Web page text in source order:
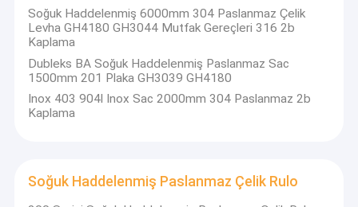
Soğuk Haddelenmiş 6000mm 304 Paslanmaz Çelik
Levha GH4180 GH3044 Mutfak Gereçleri 316 2b
Kaplama
Dubleks BA Soğuk Haddelenmiş Paslanmaz Sac
1500mm 201 Plaka GH3039 GH4180
Inox 403 904l Inox Sac 2000mm 304 Paslanmaz 2b
Kaplama
Soğuk Haddelenmiş Paslanmaz Çelik Rulo